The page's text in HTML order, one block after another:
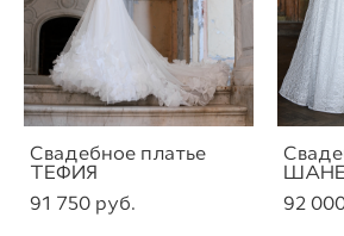
Свадебное платье
ТЕФИЯ
91 750 pуб.
92